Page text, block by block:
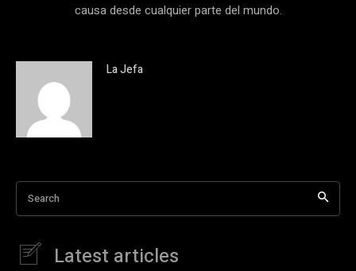
causa desde cualquier parte del mundo.
La Jefa
Search
Latest articles